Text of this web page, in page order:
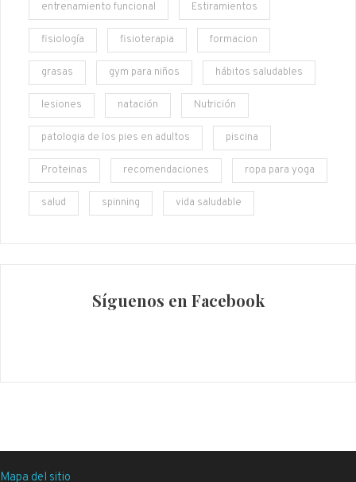
entrenamiento funcional Estiramientos
fisiología fisioterapia formacion
grasas gym para niños hábitos saludables
lesiones natación Nutrición
patologia de los pies en adultos piscina
Proteinas recomendaciones ropa para yoga
salud spinning vida saludable
Síguenos en Facebook
Mapa del sitio